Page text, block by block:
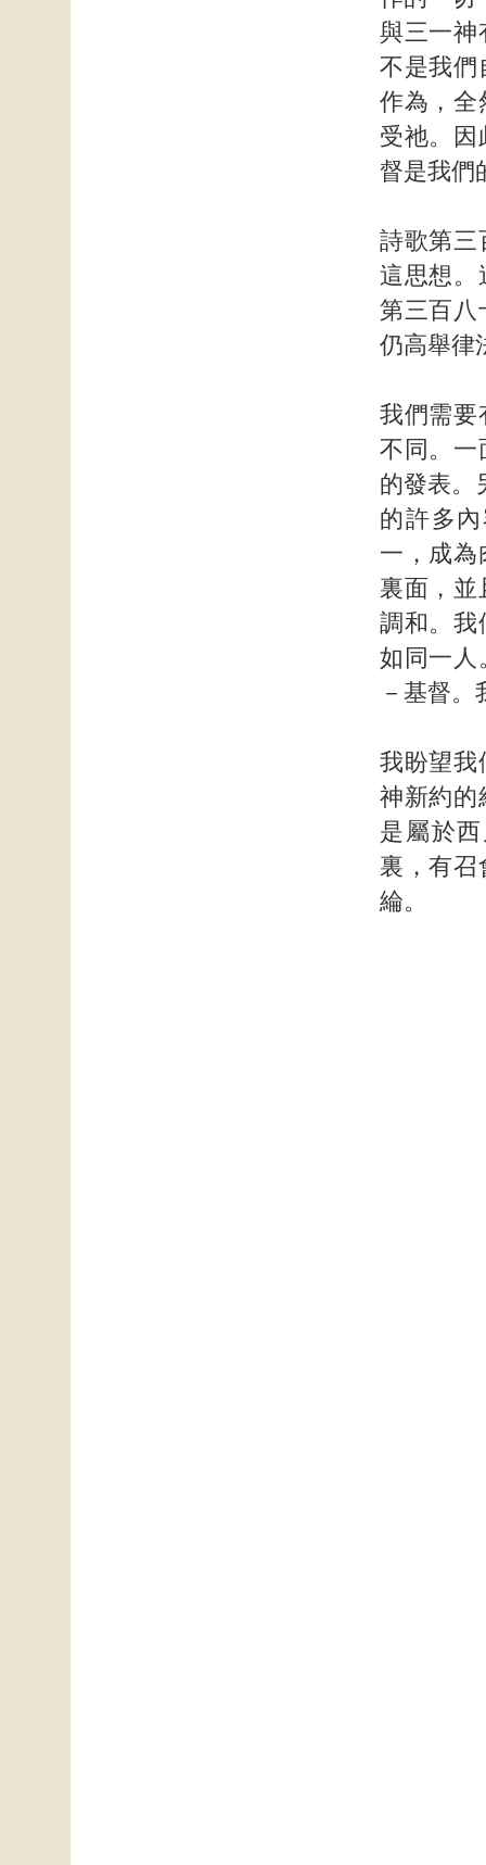
與三一神
不是我們
作為，全
受祂。因
督是我們
詩歌第三
這思想。
第三百八
仍高舉律
我們需要
不同。一
的發表。
的許多
一，成為
裏面，並
調和。我
如同一人
－基督
我盼望我
神新約的
是屬於
裏，有召
綸。